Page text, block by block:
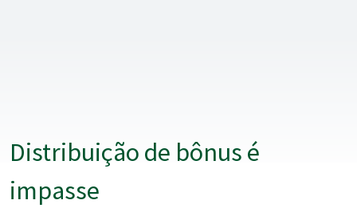
Distribuição de bônus é
impasse